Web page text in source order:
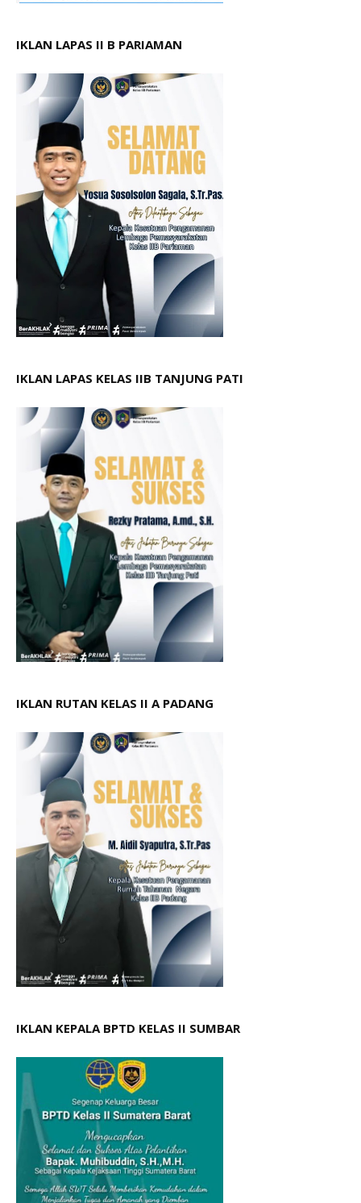
IKLAN LAPAS II B PARIAMAN
IKLAN LAPAS KELAS IIB TANJUNG PATI
IKLAN RUTAN KELAS II A PADANG
IKLAN KEPALA BPTD KELAS II SUMBAR